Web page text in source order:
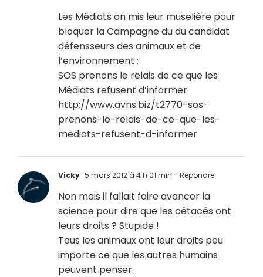
Les Médiats on mis leur muselière pour
bloquer la Campagne du du candidat
défensseurs des animaux et de
l’environnement :
SOS prenons le relais de ce que les
Médiats refusent d’informer
http://www.avns.biz/t2770-sos-
prenons-le-relais-de-ce-que-les-
mediats-refusent-d-informer
Vicky 5 mars 2012 à 4 h 01 min - Répondre
Non mais il fallait faire avancer la
science pour dire que les cétacés ont
leurs droits ? Stupide !
Tous les animaux ont leur droits peu
importe ce que les autres humains
peuvent penser.